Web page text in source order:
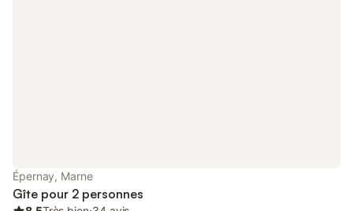
Épernay, Marne
Gîte pour 2 personnes